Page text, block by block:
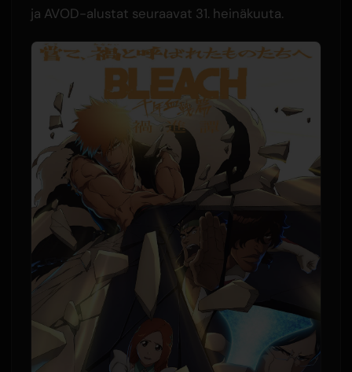
ja AVOD-alustat seuraavat 31. heinäkuuta.